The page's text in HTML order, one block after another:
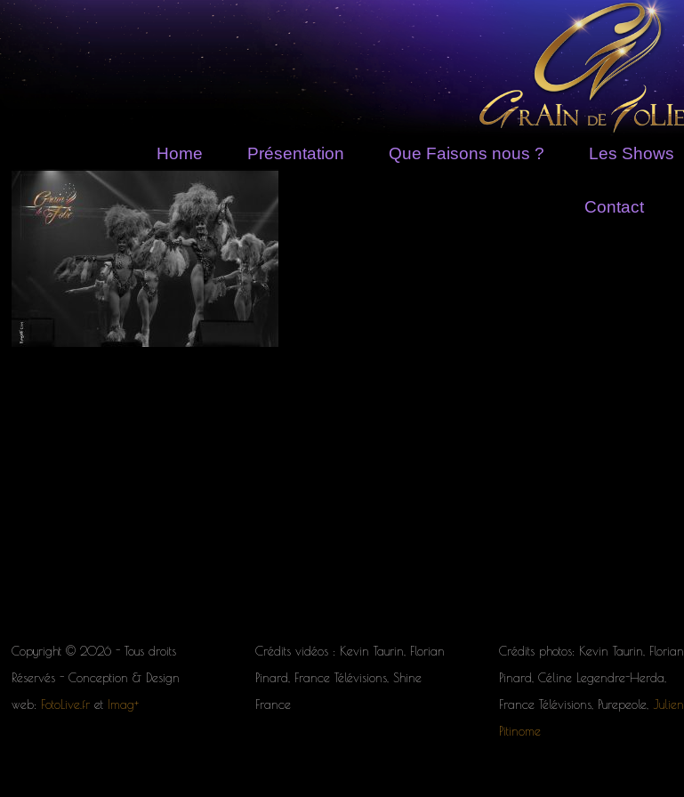
Home Présentation Que Faisons nous ? Les Shows
Contact
Copyright © 2026 - Tous droits
Réservés - Conception & Design
web: FotoLive.fr et Imag+
Crédits vidéos : Kevin Taurin, Florian
Pinard, France Télévisions, Shine
France
Crédits photos: Kevin Taurin, Florian
Pinard, Céline Legendre-Herda,
France Télévisions, Purepeole,
Julien
Pitinome